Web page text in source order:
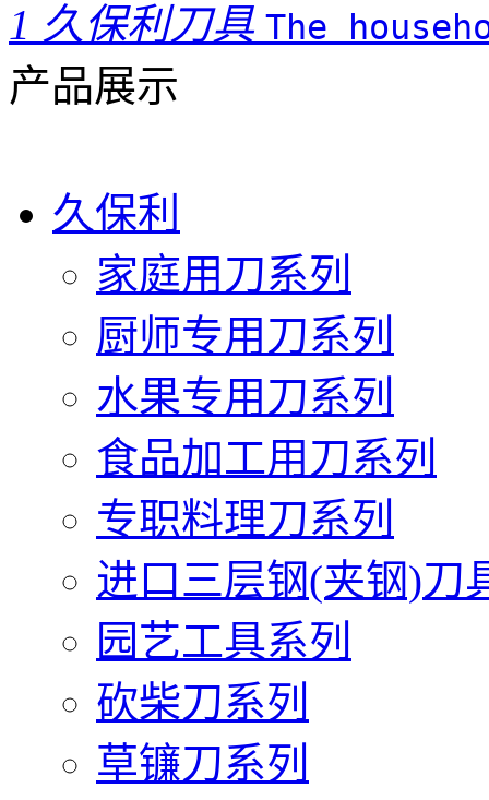
1 久保利刀具 The
产品展示
久保利
家庭用刀系列
厨师专用刀系列
水果专用刀系列
食品加工用刀系列
专职料理刀系列
进口三层钢(夹钢)刀
园艺工具系列
砍柴刀系列
草镰刀系列